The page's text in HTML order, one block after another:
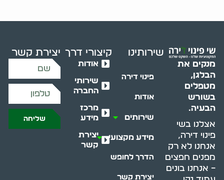
מנקים את
הבלגן,
מטפלים
בשורש
הבעיה.
אצלנו בשי
פינוי דירה,
אנחנו לא רק
מפנים חפצים
– אנחנו בונים
שירותינו
פינוי דירה
אודות
שירותים
מידע מקצועי
הדרך לחופש
יצירת קשר
קיצורי דרך
אודות
שירותי
החברה
מרכז
מידע
יצירת
קשר
יצירת קשר
שליחה